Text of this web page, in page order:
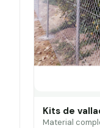
Kits de
Material